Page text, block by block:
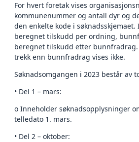
For hvert foretak vises
kommunenummer og antall dyr og
den enkelte kode i søknadsskjemaet.
beregnet tilskudd per ordning,
beregnet tilskudd etter
trekk enn bunnfradrag vises ikke.
Søknadsomgangen i 2023 består av
• Del 1 – mars:
o Inneholder søknadsopplysninger
telledato 1. mars.
• Del 2 – oktober: